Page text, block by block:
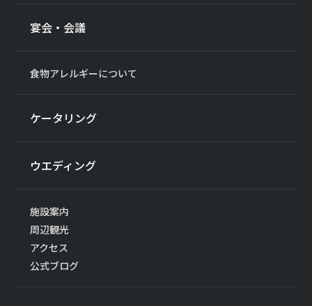
宴会・会議
食物アレルギーについて
ケータリング
ウエディング
施設案内
周辺観光
アクセス
公式ブログ